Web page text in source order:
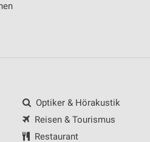
Optiker & Hörakustik
Reisen & Tourismus
Restaurant